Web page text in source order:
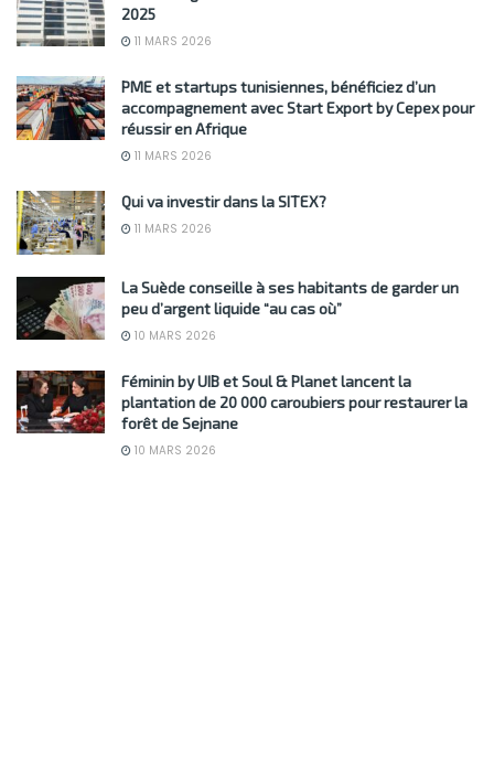
2025
11 MARS 2026
PME et startups tunisiennes, bénéficiez d’un
accompagnement avec Start Export by Cepex pour
réussir en Afrique
11 MARS 2026
Qui va investir dans la SITEX?
11 MARS 2026
La Suède conseille à ses habitants de garder un
peu d’argent liquide “au cas où”
10 MARS 2026
Féminin by UIB et Soul & Planet lancent la
plantation de 20 000 caroubiers pour restaurer la
forêt de Sejnane
10 MARS 2026